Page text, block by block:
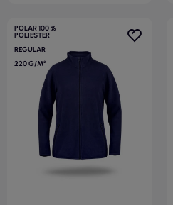
POLAR 100 %
POLIESTER
REGULAR
220 G/M²